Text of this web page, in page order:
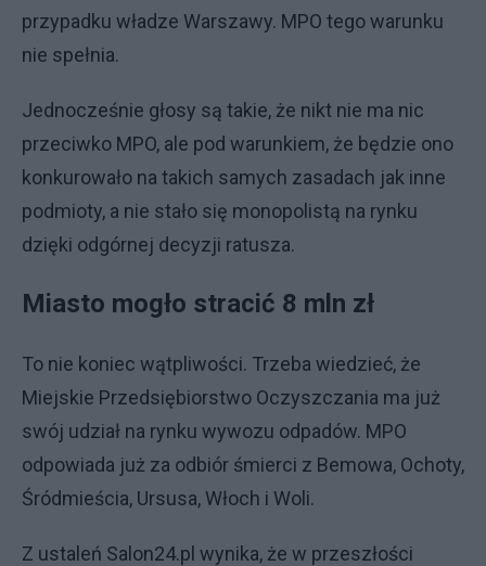
przypadku władze Warszawy. MPO tego warunku
nie spełnia.
Jednocześnie głosy są takie, że nikt nie ma nic
przeciwko MPO, ale pod warunkiem, że będzie ono
konkurowało na takich samych zasadach jak inne
podmioty, a nie stało się monopolistą na rynku
dzięki odgórnej decyzji ratusza.
Miasto mogło stracić 8 mln zł
To nie koniec wątpliwości. Trzeba wiedzieć, że
Miejskie Przedsiębiorstwo Oczyszczania ma już
swój udział na rynku wywozu odpadów. MPO
odpowiada już za odbiór śmierci z Bemowa, Ochoty,
Śródmieścia, Ursusa, Włoch i Woli.
Z ustaleń Salon24.pl wynika, że w przeszłości